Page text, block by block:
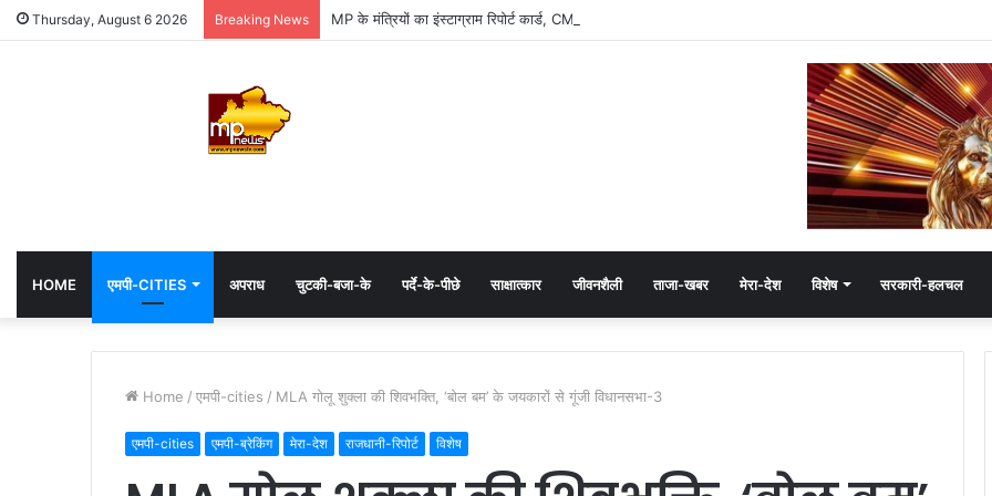
Thursday, August 6 2026 Breaking News MP के मंत्रियों का इंस्टाग्राम रिपोर्ट कार्ड, CM मोहन यादव के इतने फॉलोअर्स
HOME एमपी-CITIES अपराध चुटकी-बजा-के पर्दे-के-पीछे साक्षात्कार जीवनशैली ताजा-खबर मेरा-देश विशेष सरकारी-हलचल
Home / एमपी-cities / MLA गोलू शुक्ला की शिवभक्ति, ‘बोल बम’ के जयकारों से गूंजी विधानसभा-3
एमपी-cities एमपी-ब्रेकिंग मेरा-देश राजधानी-रिपोर्ट विशेष